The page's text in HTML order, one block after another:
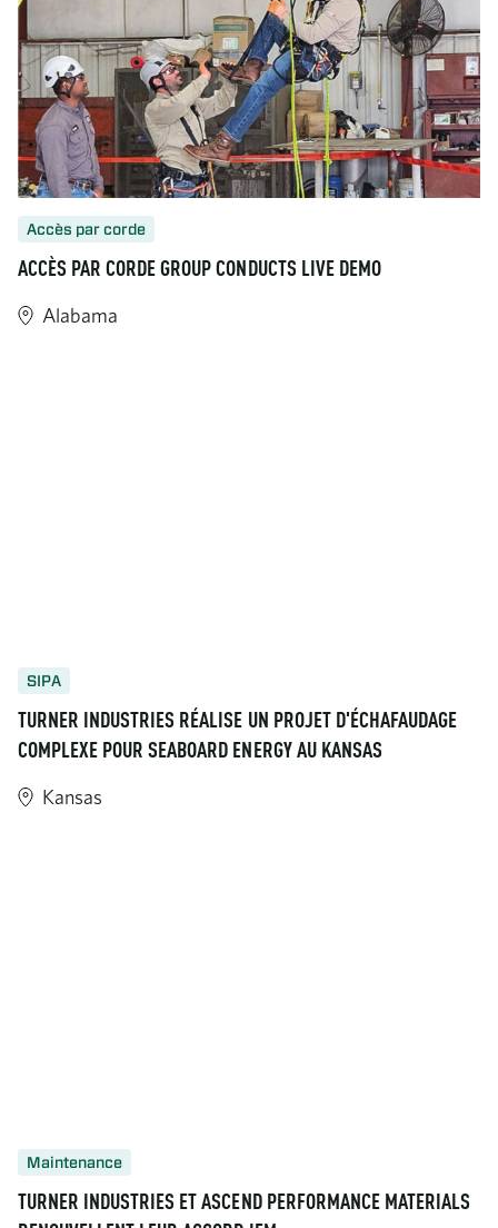
Accès par corde
ACCÈS PAR CORDE GROUP CONDUCTS LIVE DEMO
Alabama
SIPA
TURNER INDUSTRIES RÉALISE UN PROJET D'ÉCHAFAUDAGE
COMPLEXE POUR SEABOARD ENERGY AU KANSAS
Kansas
Maintenance
TURNER INDUSTRIES ET ASCEND PERFORMANCE MATERIALS